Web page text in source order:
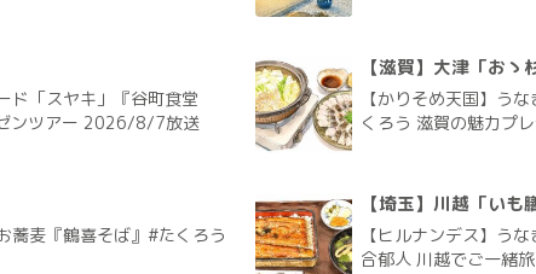
ド「スヤキ」『谷町食堂
ンツアー 2026/8/7放送
【滋賀】大津「おゝ
【かりそめ天国】う
くろう 滋賀の魅力プ
蕎麦『鶴喜そば』#たくろう
【埼玉】川越「いも
【ヒルナンデス】う
合郁人 川越でご一緒